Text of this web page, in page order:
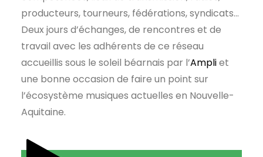
producteurs, tourneurs, fédérations, syndicats…
Deux jours d’échanges, de rencontres et de
travail avec les adhérents de ce réseau
accueillis sous le soleil béarnais par l’Ampliet
une bonne occasion de faire un point sur
l’écosystème musiques actuelles en Nouvelle-
Aquitaine.